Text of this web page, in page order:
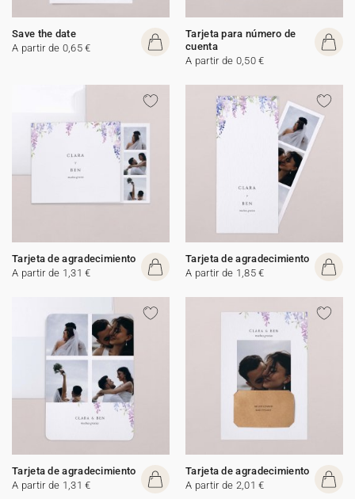
Save the date
A partir de 0,65 €
Tarjeta para número de
cuenta
A partir de 0,50 €
Tarjeta de agradecimiento
A partir de 1,31 €
Tarjeta de agradecimiento
A partir de 1,85 €
Tarjeta de agradecimiento
A partir de 1,31 €
Tarjeta de agradecimiento
A partir de 2,01 €